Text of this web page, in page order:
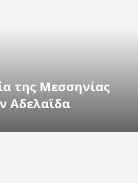
της Μεσσηνίας
Αδελαϊδα